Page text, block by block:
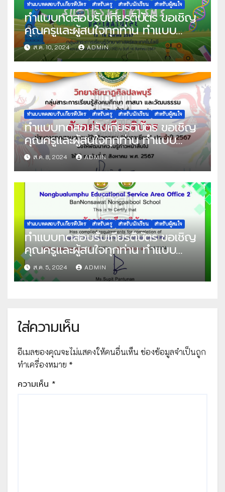
ทำแบบทดสอบรับเกียรติบัตร สำหรับครู สำหรับนักเรียน สำหรับผู้สนใจ
ทำแบบทดสอบรับเกียรติบัตร ขอเชิญ
คุณครูและผู้สนใจทุกท่าน ทำแบบ
ทดสอบออนไลน์ แบบทดสอบวัดความ
รู้พื้นฐานระบบออนไลน์ เนื่องในสัปดาห์
วันวิทยาศาสตร์แห่งชาติ ประจำปีการ
ศึกษา 2567 ผ่านเกณฑ์ที่กำหนด
80% ขึ้นไป รับเกียรติบัตรทาง E-
mail จัดทำโดย โรงเรียนสมุทรสาคร
วุฒิชัย
ส.ค. 10, 2024 ADMIN
ทำแบบทดสอบรับเกียรติบัตร สำหรับครู สำหรับนักเรียน สำหรับผู้สนใจ
ทำแบบทดสอบรับเกียรติบัตร ขอเชิญ
คุณครูและผู้สนใจทุกท่าน ทำแบบ
ทดสอบออนไลน์ แบบทดสอบความรู้
วันอาเซียน ปีการศึกษา 2567 ผ่าน
เกณฑ์ที่กำหนด 70% ขึ้นไป รับเกียรติ
บัตรทาง E-mail จัดทำโดย วิทยาลัย
นาฏศิลปลพบุรี
ส.ค. 8, 2024 ADMIN
ทำแบบทดสอบรับเกียรติบัตร สำหรับครู สำหรับนักเรียน สำหรับผู้สนใจ
ทำแบบทดสอบรับเกียรติบัตร ขอเชิญ
คุณครูและผู้สนใจทุกท่าน ทำแบบ
ทดสอบออนไลน์ แบบทดสอบ ภาษา
อังกฤษเพื่อความเข้าใจ ชุด English
for Fun “Places around Town
E-mail จัดทำโดย โรงเรียนบ้านโนน
สวาทหนองไพบูลย์
ส.ค. 5, 2024 ADMIN
ใส่ความเห็น
อีเมลของคุณจะไม่แสดงให้คนอื่นเห็น ช่องข้อมูลจำเป็นถูก
ทำเครื่องหมาย *
ความเห็น *